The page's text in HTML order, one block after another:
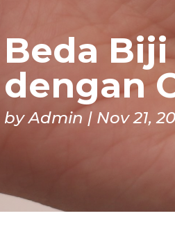
Beda
dengan
byAdmin Nov 21,